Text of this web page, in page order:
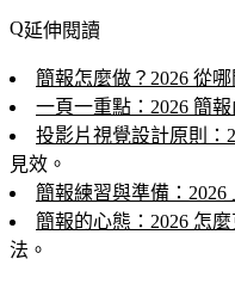
延伸閱讀
簡報怎麼做？2026 從
一頁一重點：2026 簡
投影片視覺設計原則：
見效。
簡報練習與準備：2026
簡報的心態：2026 怎
法。